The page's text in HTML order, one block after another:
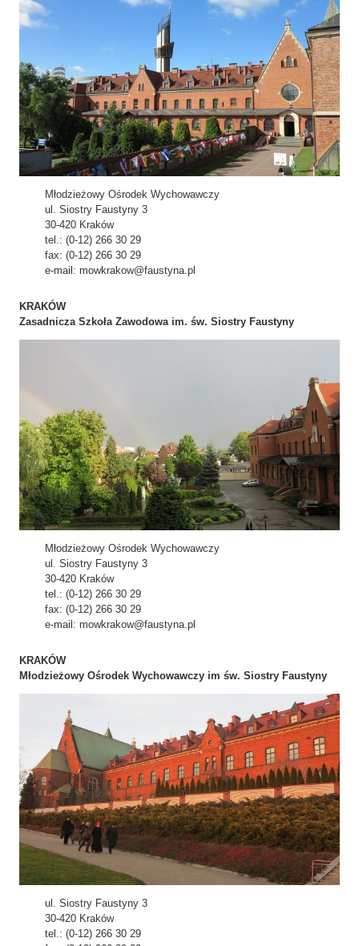
Młodzieżowy Ośrodek Wychowawczy
ul. Siostry Faustyny 3
30-420 Kraków
tel.: (0-12) 266 30 29
fax: (0-12) 266 30 29
e-mail: mowkrakow@faustyna.pl
KRAKÓW
Zasadnicza Szkoła Zawodowa im. św. Siostry Faustyny
Młodzieżowy Ośrodek Wychowawczy
ul. Siostry Faustyny 3
30-420 Kraków
tel.: (0-12) 266 30 29
fax: (0-12) 266 30 29
e-mail: mowkrakow@faustyna.pl
KRAKÓW
Młodzieżowy Ośrodek Wychowawczy im św. Siostry Faustyny
ul. Siostry Faustyny 3
30-420 Kraków
tel.: (0-12) 266 30 29